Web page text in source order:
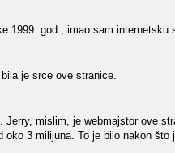
1999. god., imao sam internetsku
je srce ove stranice.
Jerry, mislim, je webmajstor ove
3 milijuna. To je bilo nakon